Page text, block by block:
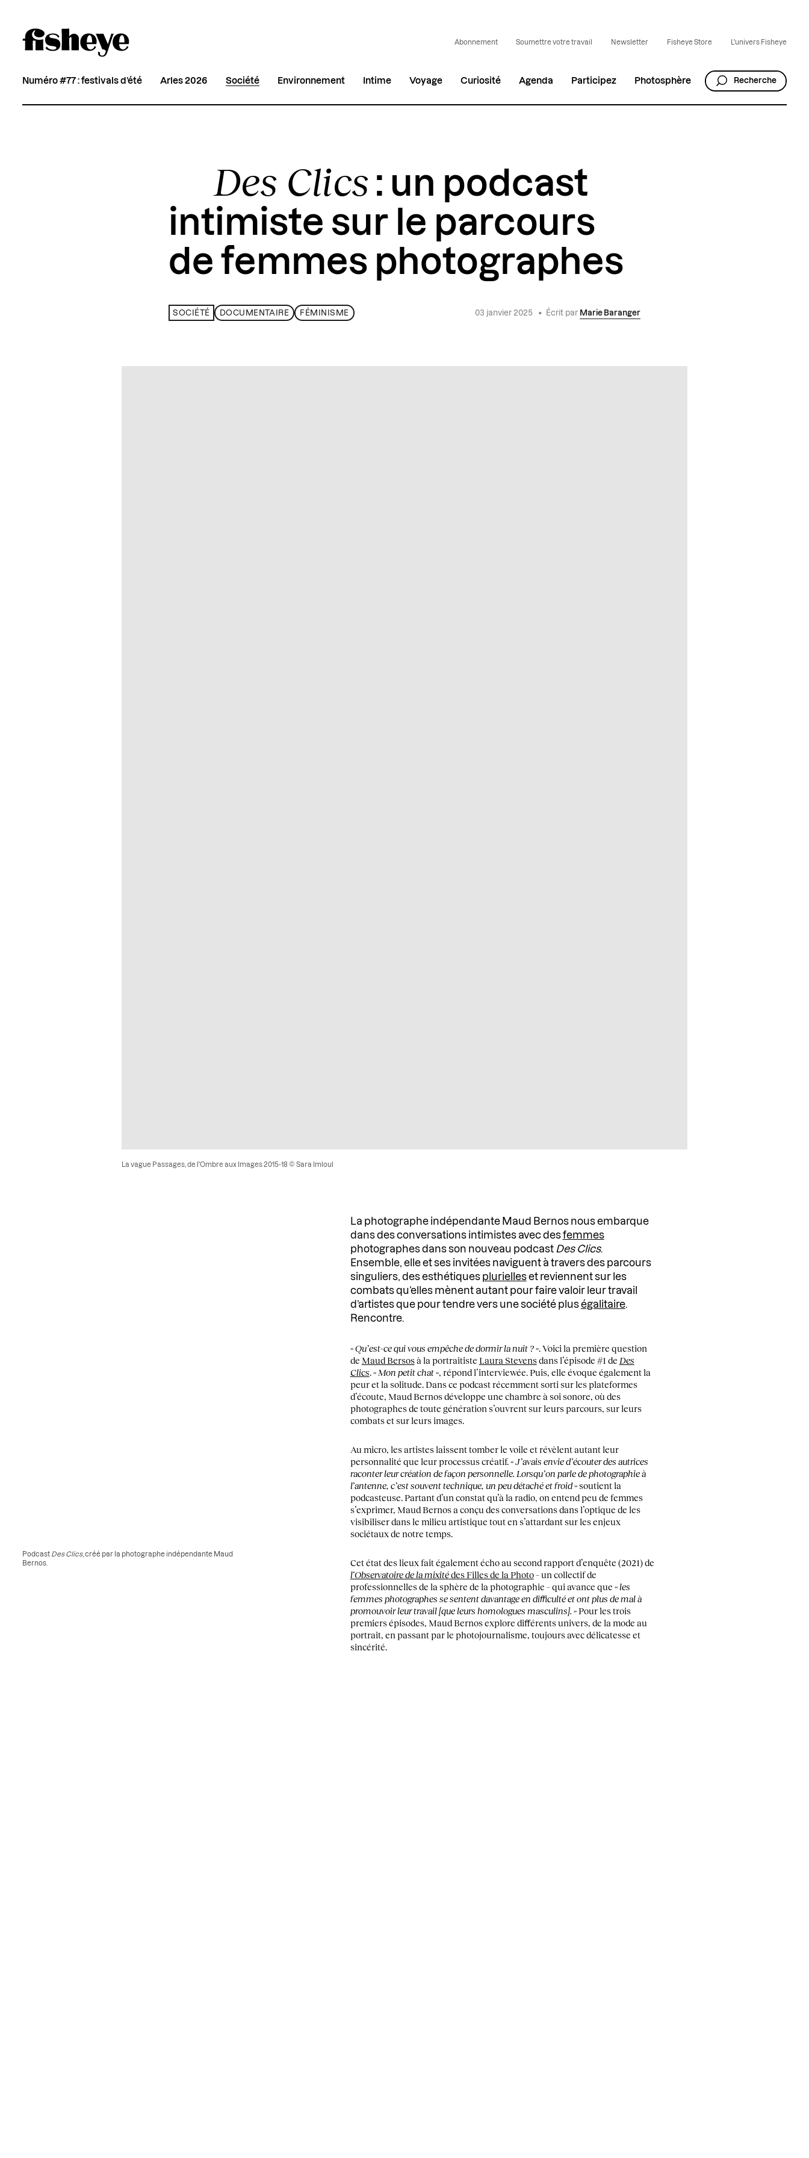
Abonnement Soumettre votre travail Newsletter Fisheye Store L'univers Fisheye
Numéro #77 : festivals d’été Arles 2026 Société Environnement Intime Voyage Curiosité Agenda Participez Photosphère Recherche
Des Clics : un podcast
intimiste sur le parcours
de femmes photographes
SOCIÉTÉ DOCUMENTAIRE FÉMINISME 03 janvier 2025 • Écrit par Marie Baranger
La vague Passages, de l'Ombre aux Images 2015-18 © Sara Imloul
Podcast Des Clics, créé par la photographe indépendante Maud
Bernos.
La photographe indépendante Maud Bernos nous embarque
dans des conversations intimistes avec desfemmes
photographes dans son nouveau podcast Des Clics.
Ensemble, elle et ses invitées naviguent à travers des parcours
singuliers, des esthétiques plurielleset reviennent sur les
combats qu’elles mènent autant pour faire valoir leur travail
d’artistes que pour tendre vers une société pluségalitaire.
Rencontre.
«Qu’est-ce qui vous empêche de dormir la nuit ?». Voici la première question
de Maud Bersosà la portraitiste Laura Stevensdans l’épisode #1 de Des
Clics. « Mon petit chat», répond l’interviewée. Puis, elle évoque également la
peur et la solitude. Dans ce podcast récemment sorti sur les plateformes
d’écoute, Maud Bernos développe une chambre à soi sonore, où des
photographes de toute génération s’ouvrent sur leurs parcours, sur leurs
combats et sur leurs images.
Au micro, les artistes laissent tomber le voile et révèlent autant leur
personnalité que leur processus créatif. «J’avais envie d’écouter des autrices
raconter leur création de façon personnelle. Lorsqu’on parle de photographie à
l’antenne, c’est souvent technique, un peu détaché et froid» soutient la
podcasteuse. Partant d’un constat qu’à la radio, on entend peu de femmes
s’exprimer, Maud Bernos a conçu des conversations dans l’optique de les
visibiliser dans le milieu artistique tout en s’attardant sur les enjeux
sociétaux de notre temps.
Cet état des lieux fait également écho au second rapport d’enquête (2021) de
l’Observatoire de la mixitédes Filles de la Photo– un collectif de
professionnelles de la sphère de la photographie – qui avance que «les
femmes photographes se sentent davantage en difficulté et ont plus de mal à
promouvoir leur travail [que leurs homologues masculins]. » Pour les trois
premiers épisodes, Maud Bernos explore différents univers, de la mode au
portrait, en passant par le photojournalisme, toujours avec délicatesse et
sincérité.